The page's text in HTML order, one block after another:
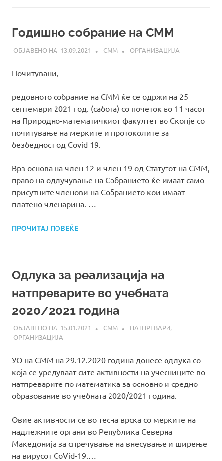
Годишно собрание на СММ
13.09.2021 СММ ОРГАНИЗАЦИЈА
Почитувани,
редовното собрание на СММ ќе се одржи на 25
септември 2021 год. (сабота) со почеток во 11 часот
на Природно-математичкиот факултет во Скопје со
почитување на мерките и протоколите за
безбедност од Covid 19.
Врз основа на член 12 и член 19 од Статутот на СММ,
право на одлучување на Собранието ќе имаат само
присутните членови на Собранието кои имаат
платено членарина. …
ПРОЧИТАЈ ПОВЕЌЕ
Одлука за реализација на
натпреварите во учебната
2020/2021 година
15.01.2021 СММ НАТПРЕВАРИ,
ОРГАНИЗАЦИЈА
УО на СММ на 29.12.2020 година донесе одлука со
која се уредуваат сите активности на учесниците во
натпреварите по математика за основно и средно
образование во учебната 2020/2021 година.
Овие активности се во тесна врска со мерките на
надлежните органи во Република Северна
Македонија за спречување на внесување и ширење
на вирусот CoVid-19.…